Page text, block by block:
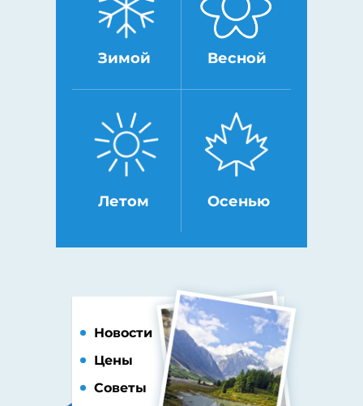
Зимой Весной
Летом Осенью
Новости
Цены
Советы